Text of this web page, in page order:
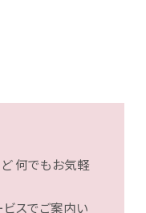
何でもお気軽
ビスでご案内い